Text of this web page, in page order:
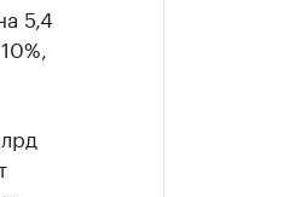
5,4